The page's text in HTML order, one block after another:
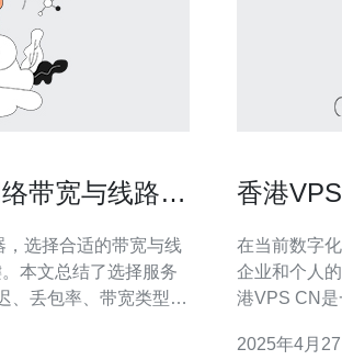
带宽与线路选
选择合适的带宽与线
本文总结了选择服务
、丢包率、带宽类型
在高可用架构中的作
香港
在当前数字
企业和个人
港VPS CN
香港作为亚
2025年4月27